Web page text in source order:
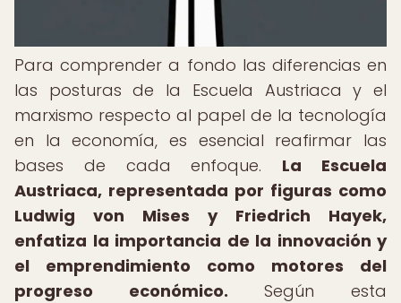
Para comprender a fondo las diferencias en
las posturas de la Escuela Austriaca y el
marxismo respecto al papel de la tecnología
en la economía, es esencial reafirmar las
bases de cada enfoque. La Escuela
Austriaca, representada por figuras como
Ludwig von Mises y Friedrich Hayek,
enfatiza la importancia de la innovación y
el emprendimiento como motores del
progreso económico. Según esta